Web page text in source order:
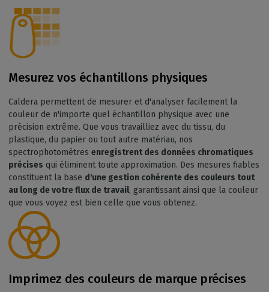
Mesurez vos échantillons physiques
Caldera permettent de mesurer et d'analyser facilement la
couleur de n'importe quel échantillon physique avec une
précision extrême. Que vous travailliez avec du tissu, du
plastique, du papier ou tout autre matériau, nos
spectrophotomètres enregistrent des données chromatiques
précises qui éliminent toute approximation. Des mesures fiables
constituent la base d'une gestion cohérente des couleurs tout
au long de votre flux de travail, garantissant ainsi que la couleur
que vous voyez est bien celle que vous obtenez.
Imprimez des couleurs de marque précises